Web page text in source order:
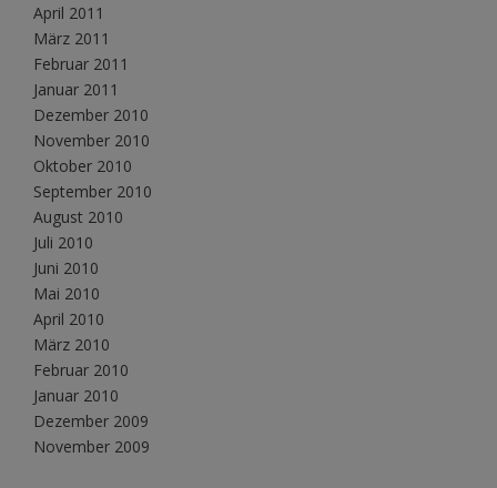
April 2011
März 2011
Februar 2011
Januar 2011
Dezember 2010
November 2010
Oktober 2010
September 2010
August 2010
Juli 2010
Juni 2010
Mai 2010
April 2010
März 2010
Februar 2010
Januar 2010
Dezember 2009
November 2009